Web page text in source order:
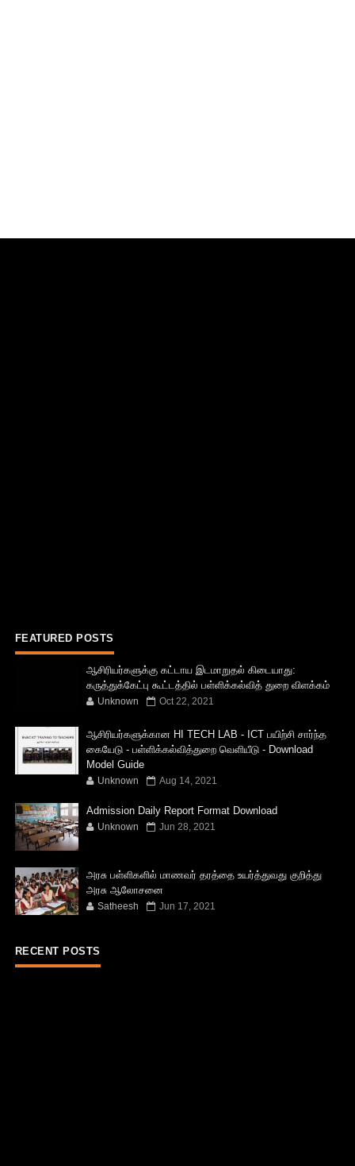
FEATURED POSTS
ஆசிரியர்களுக்கு கட்டாய இடமாறுதல் கிடையாது:
கருத்துக்கேட்பு கூட்டத்தில் பள்ளிக்கல்வித் துறை விளக்கம்
Unknown Oct 22, 2021
ஆசிரியர்களுக்கான HI TECH LAB - ICT பயிற்சி சார்ந்த
கையேடு - பள்ளிக்கல்வித்துறை வெளியீடு - Download
Model Guide
Unknown Aug 14, 2021
Admission Daily Report Format Download
Unknown Jun 28, 2021
அரசு பள்ளிகளில் மாணவர் தரத்தை உயர்த்துவது குறித்து
அரசு ஆலோசனை
Satheesh Jun 17, 2021
RECENT POSTS